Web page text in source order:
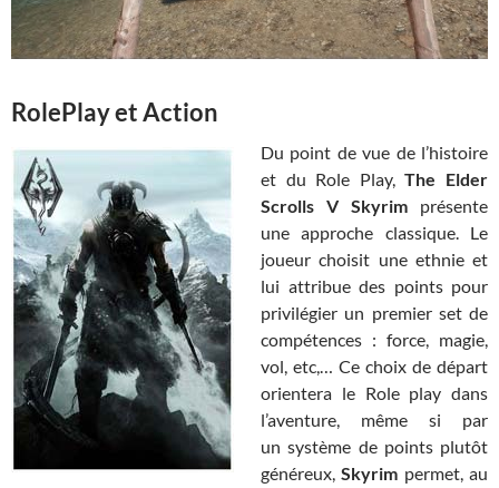
RolePlay et Action
Du point de vue de l’histoire
et du Role Play,The Elder
Scrolls V Skyrim présente
une approche classique. Le
joueur choisit une ethnie et
lui attribue des points pour
privilégier un premier set de
compétences : force, magie,
vol, etc,… Ce choix de départ
orientera le Role play dans
l’aventure, même si par
un système de points plutôt
généreux,Skyrim permet, au